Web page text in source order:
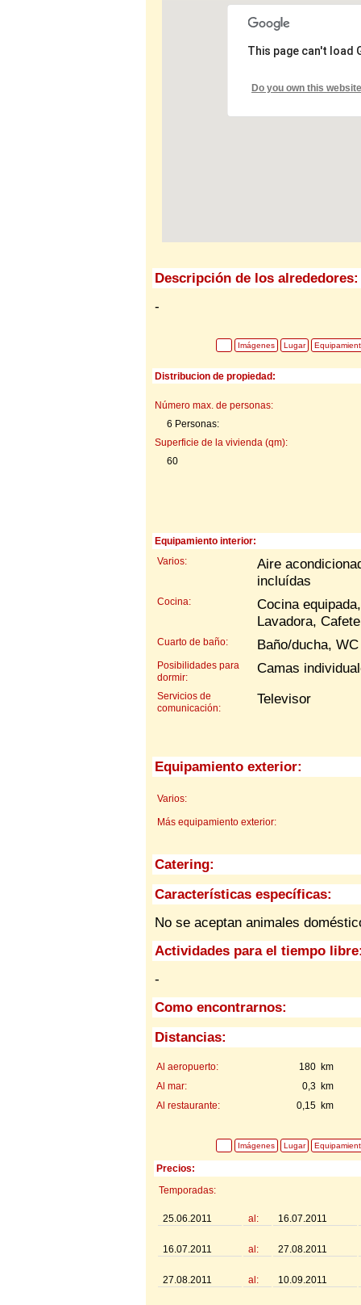
This page can't load
Do you own this
Descripción de los alrededores:
-
Imágenes Lugar
Distribucion de propiedad:
Número max. de personas:
6 Personas:
Superficie de la vivienda (qm):
60
Equipamiento interior:
Varios:
Aire
incluídas
Cocina:
Cocina
Lavadora,
Cuarto de baño: Baño/ducha, WC
Posibilidades para
dormir:
Camas
Servicios de
comunicación:
Televisor
Equipamiento exterior:
Varios:
Más equipamiento exterior:
Catering:
Características específicas:
No se aceptan animales
Actividades para el tiempo
-
Como encontrarnos:
Distancias:
180 km
Al aeropuerto:
0,3 km
Al mar:
0,15 km
Al restaurante:
Imágenes Lugar
Precios:
Temporadas:
25.06.2011 al: 16.07.2011
16.07.2011 al: 27.08.2011
27.08.2011 al: 10.09.2011